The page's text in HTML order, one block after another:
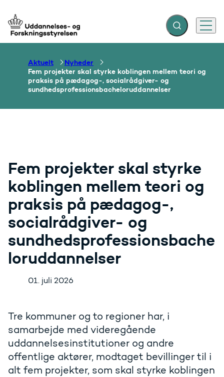
Gå til forsiden Fold søgefelt ud
Menu
Aktuelt
Nyheder
Fem projekter skal styrke koblingen mellem teori og
praksis på pædagog-, socialrådgiver- og
sundhedsprofessionsbacheloruddannelser
Fem projekter skal styrke
koblingen mellem teori og
praksis på pædagog-,
socialrådgiver- og
sundhedsprofessionsbache
loruddannelser
01. juli 2026
Tre kommuner og to regioner har, i
samarbejde med videregående
uddannelsesinstitutioner og andre
offentlige aktører, modtaget bevillinger til i
alt fem projekter, som skal styrke koblingen